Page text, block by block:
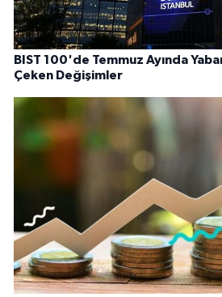
BIST 100'de Temmuz Ayında
Çeken Değişimler